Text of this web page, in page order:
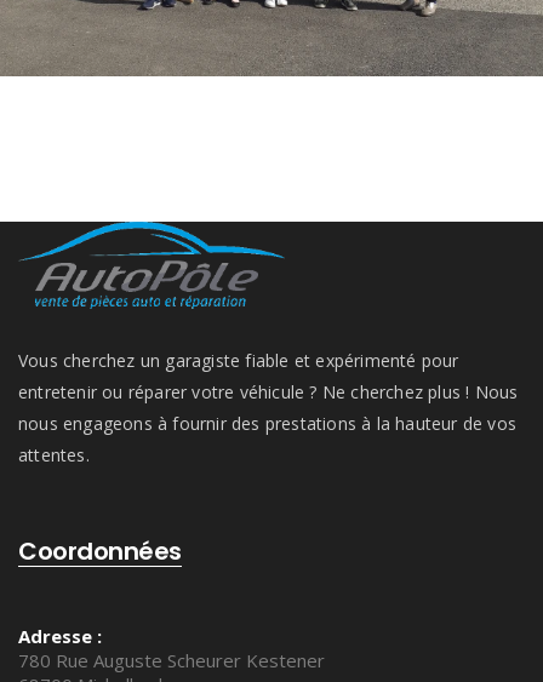
Vous cherchez un garagiste fiable et expérimenté pour
entretenir ou réparer votre véhicule ? Ne cherchez plus ! Nous
nous engageons à fournir des prestations à la hauteur de vos
attentes.
Coordonnées
Adresse :
780 Rue Auguste Scheurer Kestener